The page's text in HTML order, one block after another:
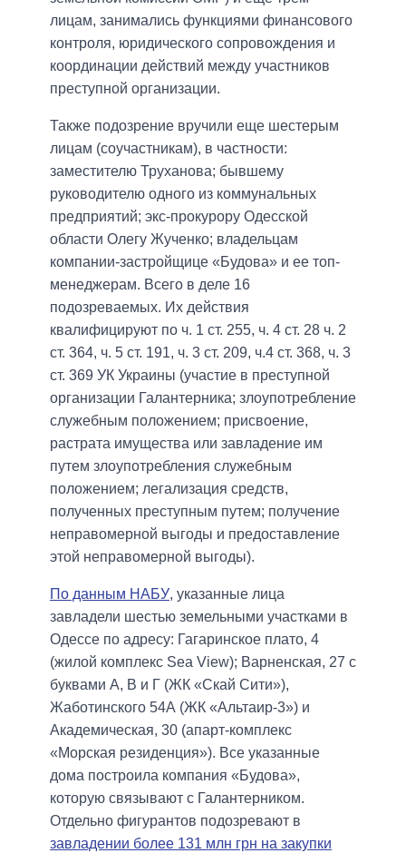
лицам, занимались функциями финансового
контроля, юридического сопровождения и
координации действий между участников
преступной организации.
Также подозрение вручили еще шестерым
лицам (соучастникам), в частности:
заместителю Труханова; бывшему
руководителю одного из коммунальных
предприятий; экс-прокурору Одесской
области Олегу Жученко; владельцам
компании-застройщице «Будова» и ее топ-
менеджерам. Всего в деле 16
подозреваемых. Их действия
квалифицируют по ч. 1 ст. 255, ч. 4 ст. 28 ч. 2
ст. 364, ч. 5 ст. 191, ч. 3 ст. 209, ч.4 ст. 368, ч. 3
ст. 369 УК Украины (участие в преступной
организации Галантерника; злоупотребление
служебным положением; присвоение,
растрата имущества или завладение им
путем злоупотребления служебным
положением; легализация средств,
полученных преступным путем; получение
неправомерной выгоды и предоставление
этой неправомерной выгоды).
По данным НАБУ, указанные лица
завладели шестью земельными участками в
Одессе по адресу: Гагаринское плато, 4
(жилой комплекс Sea View); Варненская, 27 с
буквами А, В и Г (ЖК «Скай Сити»),
Жаботинского 54А (ЖК «Альтаир-3») и
Академическая, 30 (апарт-комплекс
«Морская резиденция»). Все указанные
дома построила компания «Будова»,
которую связывают с Галантерником.
Отдельно фигурантов подозревают в
завладении более 131 млн грн на закупки